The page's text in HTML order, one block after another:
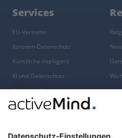
Services
EU-Vertreter
Konzern-Datenschutz
Künstliche Intelligenz
KI und Datenschutz
Hinweisgebersystem mit
Whistleblowing-Ombudsperson